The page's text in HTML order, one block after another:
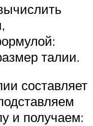
талии.
составляет
и получаем: